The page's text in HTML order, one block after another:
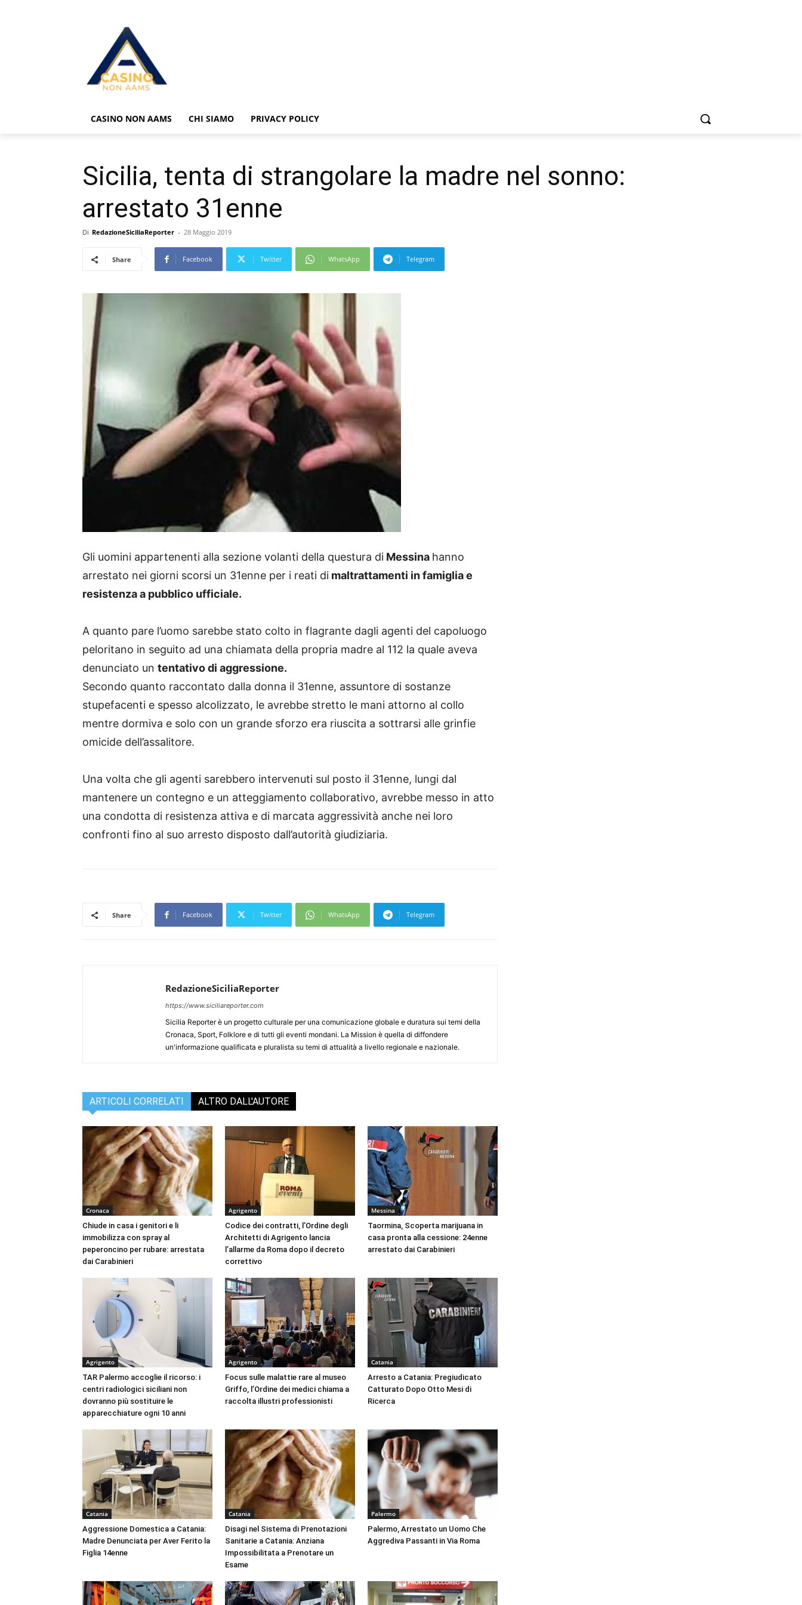
CASINO NON AAMS CHI SIAMO PRIVACY POLICY
Sicilia, tenta di strangolare la madre nel sonno:
arrestato 31enne
Di RedazioneSiciliaReporter - 28 Maggio 2019
Share Facebook Twitter WhatsApp Telegram
Gli uomini appartenenti alla sezione volanti della questura di Messina hanno
arrestato nei giorni scorsi un 31enne per i reati di maltrattamenti in famiglia e
resistenza a pubblico ufficiale.
A quanto pare l’uomo sarebbe stato colto in flagrante dagli agenti del capoluogo
peloritano in seguito ad una chiamata della propria madre al 112 la quale aveva
denunciato un tentativo di aggressione.
Secondo quanto raccontato dalla donna il 31enne, assuntore di sostanze
stupefacenti e spesso alcolizzato, le avrebbe stretto le mani attorno al collo
mentre dormiva e solo con un grande sforzo era riuscita a sottrarsi alle grinfie
omicide dell’assalitore.
Una volta che gli agenti sarebbero intervenuti sul posto il 31enne, lungi dal
mantenere un contegno e un atteggiamento collaborativo, avrebbe messo in atto
una condotta di resistenza attiva e di marcata aggressività anche nei loro
confronti fino al suo arresto disposto dall’autorità giudiziaria.
Share Facebook Twitter WhatsApp Telegram
RedazioneSiciliaReporter
https://www.siciliareporter.com
Sicilia Reporter è un progetto culturale per una comunicazione globale e duratura sui temi della
Cronaca, Sport, Folklore e di tutti gli eventi mondani. La Mission è quella di diffondere
un'informazione qualificata e pluralista su temi di attualità a livello regionale e nazionale.
ARTICOLI CORRELATI ALTRO DALL'AUTORE
Cronaca
Chiude in casa i genitori e li
immobilizza con spray al
peperoncino per rubare: arrestata
dai Carabinieri
Agrigento
Codice dei contratti, l’Ordine degli
Architetti di Agrigento lancia
l’allarme da Roma dopo il decreto
correttivo
Messina
Taormina, Scoperta marijuana in
casa pronta alla cessione: 24enne
arrestato dai Carabinieri
Agrigento
TAR Palermo accoglie il ricorso: i
centri radiologici siciliani non
dovranno più sostituire le
apparecchiature ogni 10 anni
Agrigento
Focus sulle malattie rare al museo
Griffo, l’Ordine dei medici chiama a
raccolta illustri professionisti
Catania
Arresto a Catania: Pregiudicato
Catturato Dopo Otto Mesi di
Ricerca
Catania
Aggressione Domestica a Catania:
Madre Denunciata per Aver Ferito la
Figlia 14enne
Catania
Disagi nel Sistema di Prenotazioni
Sanitarie a Catania: Anziana
Impossibilitata a Prenotare un
Esame
Palermo
Palermo, Arrestato un Uomo Che
Aggrediva Passanti in Via Roma